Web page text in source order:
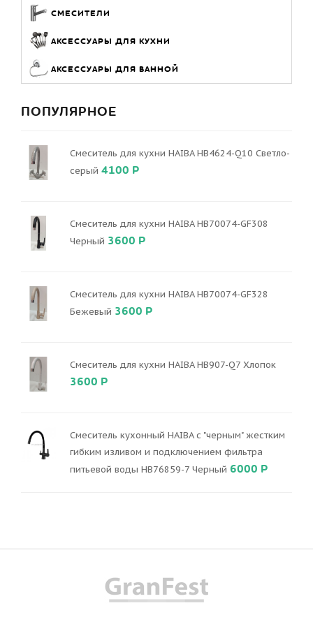
СМЕСИТЕЛИ
АКСЕССУАРЫ ДЛЯ КУХНИ
АКСЕССУАРЫ ДЛЯ ВАННОЙ
ПОПУЛЯРНОЕ
Смеситель для кухни HAIBA HB4624-Q10 Светло-
серый 4100 Р
Смеситель для кухни HAIBA HB70074-GF308
Черный 3600 Р
Смеситель для кухни HAIBA HB70074-GF328
Бежевый 3600 Р
Смеситель для кухни HAIBA HB907-Q7 Хлопок
3600 Р
Смеситель кухонный HAIBA с "черным" жестким
гибким изливом и подключением фильтра
питьевой воды HB76859-7 Черный 6000 Р